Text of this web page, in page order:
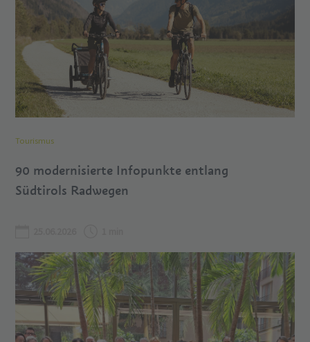
Tourismus
90 modernisierte Infopunkte entlang
Südtirols Radwegen